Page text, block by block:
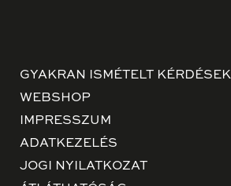
GYAKRAN ISMÉTELT KÉRDÉSEK
WEBSHOP
IMPRESSZUM
ADATKEZELÉS
JOGI NYILATKOZAT